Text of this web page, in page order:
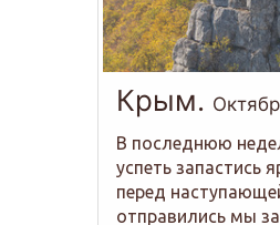
Крым.
В последнюю
успеть запастись
перед
отправились мы